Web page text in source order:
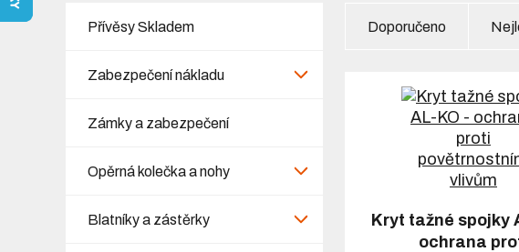
Přívěsy Skladem
Zabezpečení nákladu
Zámky a zabezpečení
Opěrná kolečka a nohy
Blatníky a zástěrky
Doporučeno
Kryt tažné spojky
ochrana